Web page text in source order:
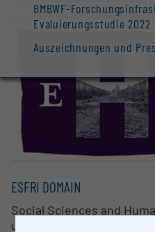
BMBWF-
Evaluierungsstudie 2022
Auszeichnungen und
eu/eu-
ESFRI DOMAIN
Social Sciences and
und Kulturwissenschaften